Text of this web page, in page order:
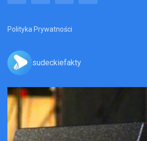
Polityka Prywatności
sudeckiefakty